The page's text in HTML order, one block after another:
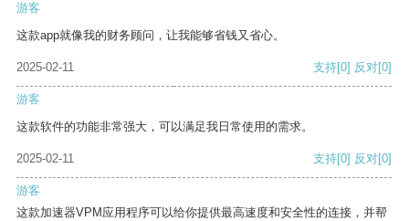
游客
这款app就像我的财务顾问，让我能够省钱又省心。
2025-02-11 支持[0] 反对[0]
游客
这款软件的功能非常强大，可以满足我日常使用的需求。
2025-02-11 支持[0] 反对[0]
游客
这款加速器VPM应用程序可以给你提供最高速度和安全性的连接，并帮